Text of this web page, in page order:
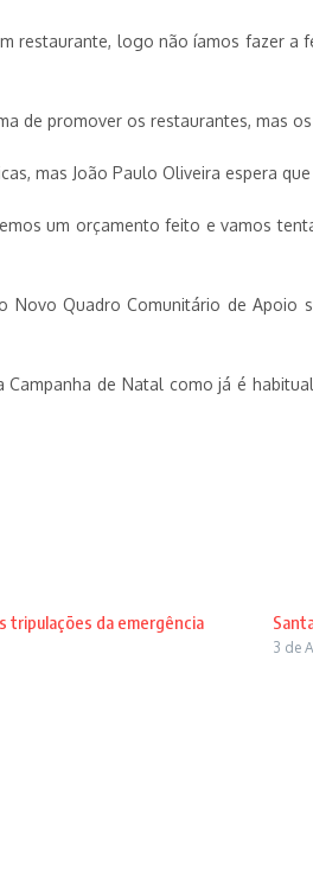
logo não íamos fazer a
de promover os restaurantes, mas
mas João Paulo Oliveira espera
um orçamento feito e vamos
Quadro Comunitário de
de Natal como já é
tripulações da emergência
3 de